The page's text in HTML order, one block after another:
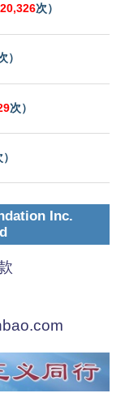
20,326次）
）
次）
Inc.